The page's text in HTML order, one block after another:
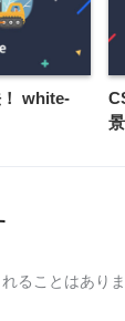
white-
ることはありま